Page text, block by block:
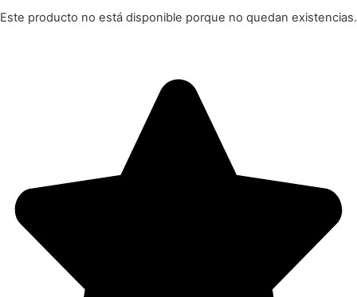
Este producto no está disponible porque no quedan existencias.